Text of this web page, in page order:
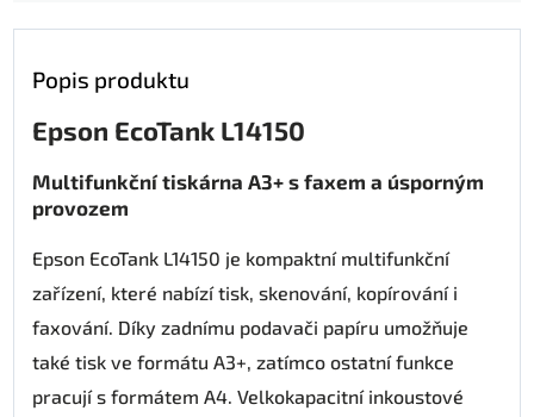
Popis produktu
Epson EcoTank L14150
Multifunkční tiskárna A3+ s faxem a úsporným
provozem
Epson EcoTank L14150 je kompaktní multifunkční
zařízení, které nabízí tisk, skenování, kopírování i
faxování. Díky zadnímu podavači papíru umožňuje
také tisk ve formátu A3+, zatímco ostatní funkce
pracují s formátem A4. Velkokapacitní inkoustové